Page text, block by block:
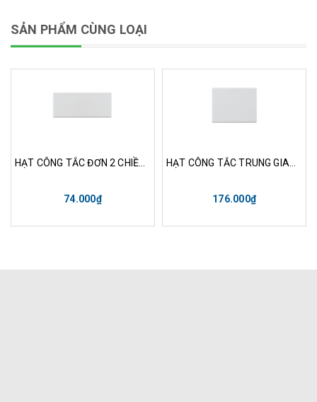
SẢN PHẨM CÙNG LOẠI
74.000₫ 176.000₫